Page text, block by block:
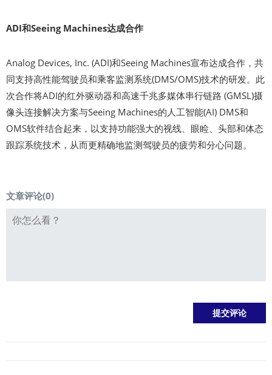
ADI和Seeing Machines达成合作
Analog Devices, Inc. (ADI)和Seeing Machines宣布达成合作，共
同支持高性能驾驶员和乘客监测系统(DMS/OMS)技术的研发。此
次合作将ADI的红外驱动器和高速千兆多媒体串行链路 (GMSL)摄
像头连接解决方案与Seeing Machines的人工智能(AI) DMS和
OMS软件结合起来，以支持功能强大的视线、眼睑、头部和体态
跟踪系统技术，从而更精确地监测驾驶员的疲劳和分心问题。
文章评论(0)